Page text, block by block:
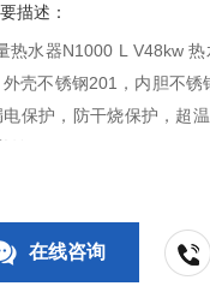
描述：
热水器N1000 L V48kw
外壳不锈钢201，内胆不
电保护，防干烧保护，超
证。
在线咨询